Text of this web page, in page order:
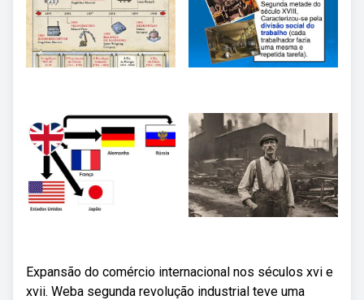
Expansão do comércio internacional nos séculos xvi e
xvii. Weba segunda revolução industrial teve uma